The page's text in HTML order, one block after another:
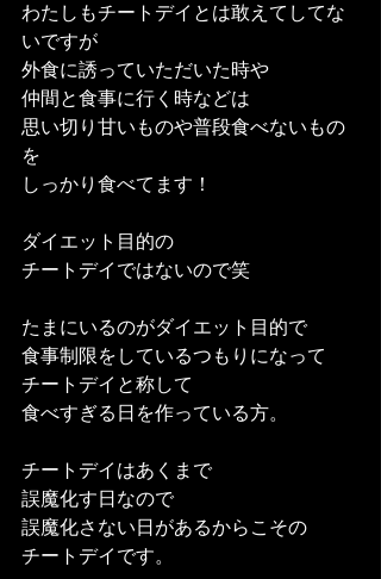
わたしもチートデイとは敢えてしてな
いですが
外食に誘っていただいた時や
仲間と食事に行く時などは
思い切り甘いものや普段食べないもの
を
しっかり食べてます！
ダイエット目的の
チートデイではないので笑
たまにいるのがダイエット目的で
食事制限をしているつもりになって
チートデイと称して
食べすぎる日を作っている方。
チートデイはあくまで
誤魔化す日なので
誤魔化さない日があるからこその
チートデイです。